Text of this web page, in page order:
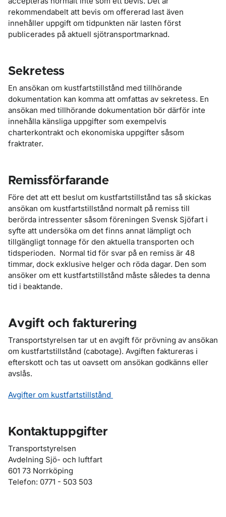
rekommendabelt att bevis om offererad last även
innehåller uppgift om tidpunkten när lasten först
publicerades på aktuell sjötransportmarknad.
Sekretess
En ansökan om kustfartstillstånd med tillhörande
dokumentation kan komma att omfattas av sekretess. En
ansökan med tillhörande dokumentation bör därför inte
innehålla känsliga uppgifter som exempelvis
charterkontrakt och ekonomiska uppgifter såsom
fraktrater.
Remissförfarande
Före det att ett beslut om kustfartstillstånd tas så skickas
ansökan om kustfartstillstånd normalt på remiss till
berörda intressenter såsom föreningen Svensk Sjöfart i
syfte att undersöka om det finns annat lämpligt och
tillgängligt tonnage för den aktuella transporten och
tidsperioden. Normal tid för svar på en remiss är 48
timmar, dock exklusive helger och röda dagar. Den som
ansöker om ett kustfartstillstånd måste således ta denna
tid i beaktande.
Avgift och fakturering
Transportstyrelsen tar ut en avgift för prövning av ansökan
om kustfartstillstånd (cabotage). Avgiften faktureras i
efterskott och tas ut oavsett om ansökan godkänns eller
avslås.
Avgifter om kustfartstillstånd
Kontaktuppgifter
Transportstyrelsen
Avdelning Sjö- och luftfart
601 73 Norrköping
Telefon: 0771 - 503 503